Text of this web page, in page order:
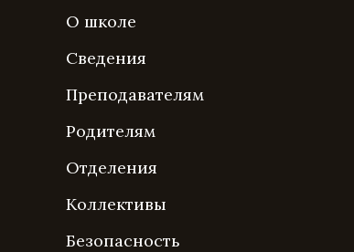
О школе
Сведения
Преподавателям
Родителям
Отделения
Коллективы
Безопасность